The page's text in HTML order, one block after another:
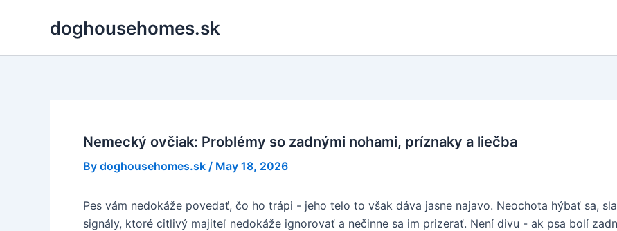
doghousehomes.sk
Nemecký ovčiak: Problémy so zadnými nohami, príznaky a liečba
By doghousehomes.sk / May 18, 2026
Pes vám nedokáže povedať, čo ho trápi - jeho telo to však dáva jasne najavo. Neochota hýbať sa,
signály, ktoré citlivý majiteľ nedokáže ignorovať a nečinne sa im prizerať. Není divu - ak psa bolí